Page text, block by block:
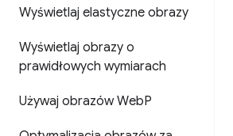
Wyświetlaj elastyczne obrazy
Wyświetlaj obrazy o
prawidłowych wymiarach
Używaj obrazów WebP